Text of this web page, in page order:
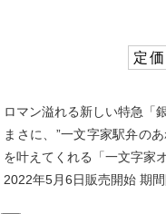
定
ロマン溢れる新しい特急「
まさに、”一文字家駅弁の
を叶えてくれる「一文字家
2022年5月6日販売開始 期